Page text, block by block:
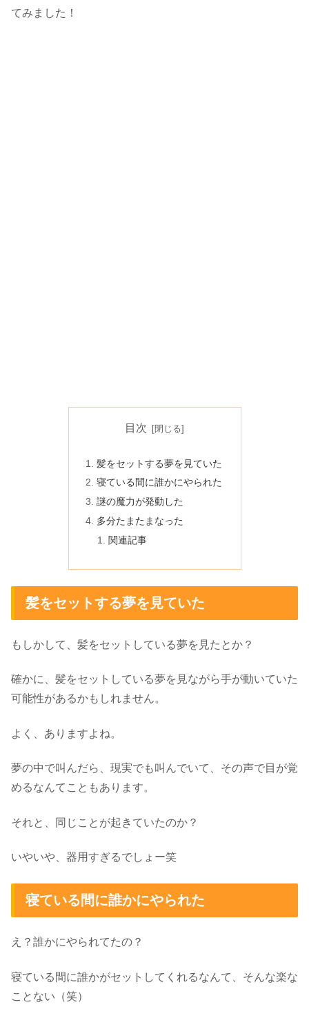
てみました！
目次
髪をセットする夢を見ていた
寝ている間に誰かにやられた
謎の魔力が発動した
多分たまたまなった
関連記事
髪をセットする夢を見ていた
もしかして、髪をセットしている夢を見たとか？
確かに、髪をセットしている夢を見ながら手が動いていた
可能性があるかもしれません。
よく、ありますよね。
夢の中で叫んだら、現実でも叫んでいて、その声で目が覚
めるなんてこともあります。
それと、同じことが起きていたのか？
いやいや、器用すぎるでしょー笑
寝ている間に誰かにやられた
え？誰かにやられてたの？
寝ている間に誰かがセットしてくれるなんて、そんな楽な
ことない（笑）